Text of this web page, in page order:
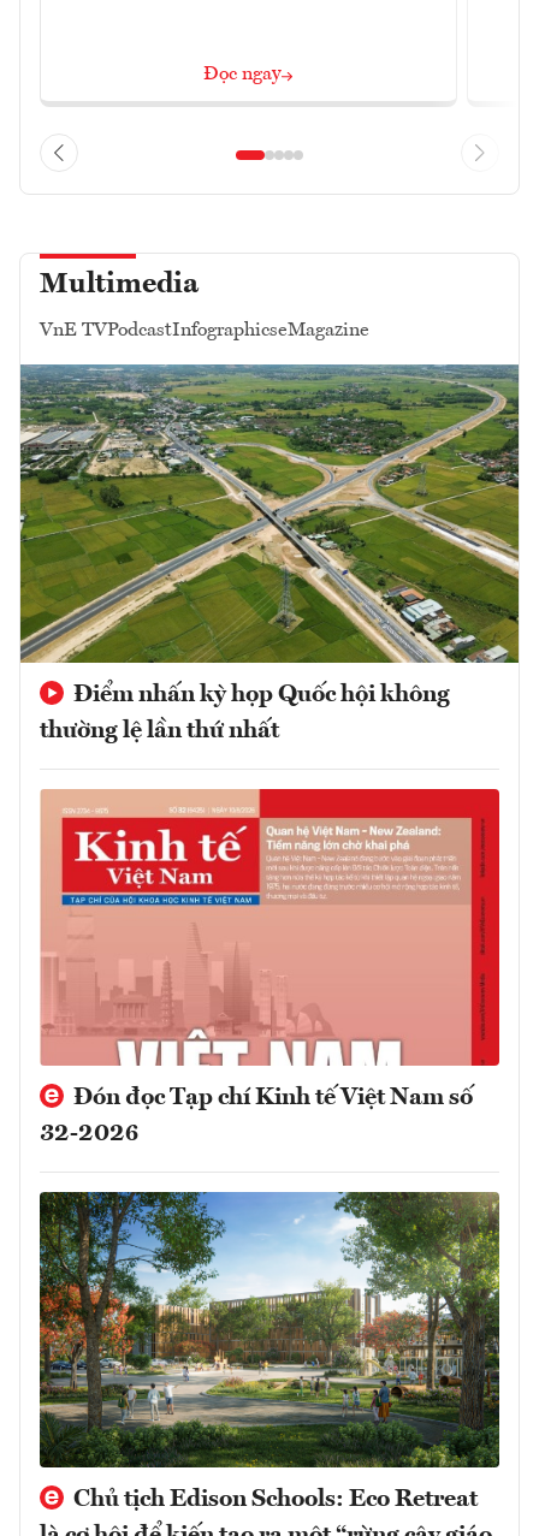
Đọc ngay
Multimedia
VnE TVPodcastInfographicseMagazine
Điểm nhấn kỳ họp Quốc hội không
thường lệ lần thứ nhất
Đón đọc Tạp chí Kinh tế Việt Nam số
32-2026
Chủ tịch Edison Schools: Eco Retreat